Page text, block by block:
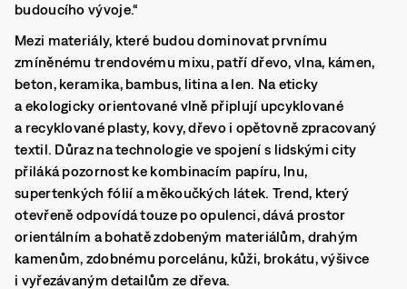
budoucího vývoje.“
Mezi materiály, které budou dominovat prvnímu
zmíněnému trendovému mixu, patří dřevo, vlna, kámen,
beton, keramika, bambus, litina a len. Na eticky
a ekologicky orientované vlně připlují upcyklované
a recyklované plasty, kovy, dřevo i opětovně zpracovaný
textil. Důraz na technologie ve spojení s lidskými city
přiláká pozornost ke kombinacím papíru, lnu,
supertenkých fólií a měkoučkých látek. Trend, který
otevřeně odpovídá touze po opulenci, dává prostor
orientálním a bohatě zdobeným materiálům, drahým
kamenům, zdobnému porcelánu, kůži, brokátu, výšivce
i vyřezávaným detailům ze dřeva.